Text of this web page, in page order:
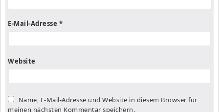
E-Mail-Adresse *
Website
Name, E-Mail-Adresse und Website in diesem Browser für
meinen nächsten Kommentar speichern.